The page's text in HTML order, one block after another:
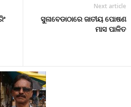
Next article
ସୁନାବେଡାଠାରେ ଜାତୀୟ ପୋଷଣ
ମାସ ପାଳିତ